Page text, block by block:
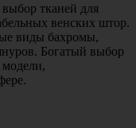
тканей для
венских штор.
виды бахромы,
Богатый выбор
модели,